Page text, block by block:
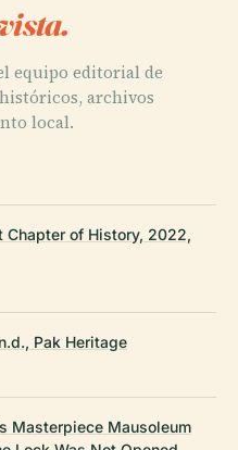
equipo editorial de
archivos
local.
Chapter of History, 2022,
Pak Heritage
Masterpiece Mausoleum